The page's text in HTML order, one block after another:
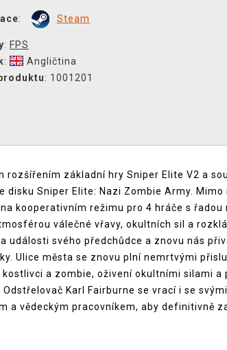
: Steam
: FPS
:
Angličtina
: 1001201
rozšířením základní hry Sniper Elite V2 a
disku Sniper Elite: Nazi Zombie Army.
kooperativním režimu pro 4 hráče s řadou
válečné vřavy, okultních sil a
události svého předchůdce a znovu nás
Ulice města se znovu plní nemrtvými
a zombie, oživení okultními silami
Karl Fairburne se vrací i se
a vědeckým pracovníkem, aby definitivně